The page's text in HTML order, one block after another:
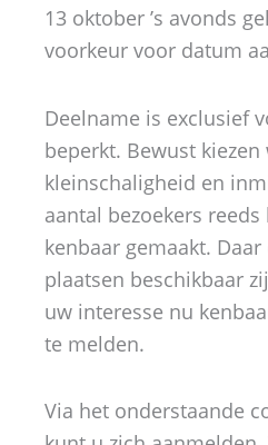
13 oktober ’s avonds
voorkeur voor datum
Deelname is exclusief
beperkt. Bewust kiezen
kleinschaligheid en
aantal bezoekers
kenbaar gemaakt.
plaatsen beschikbaar
uw interesse nu
te melden.
Via het onderstaande